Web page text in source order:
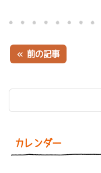
カレンダー
« 前の記事